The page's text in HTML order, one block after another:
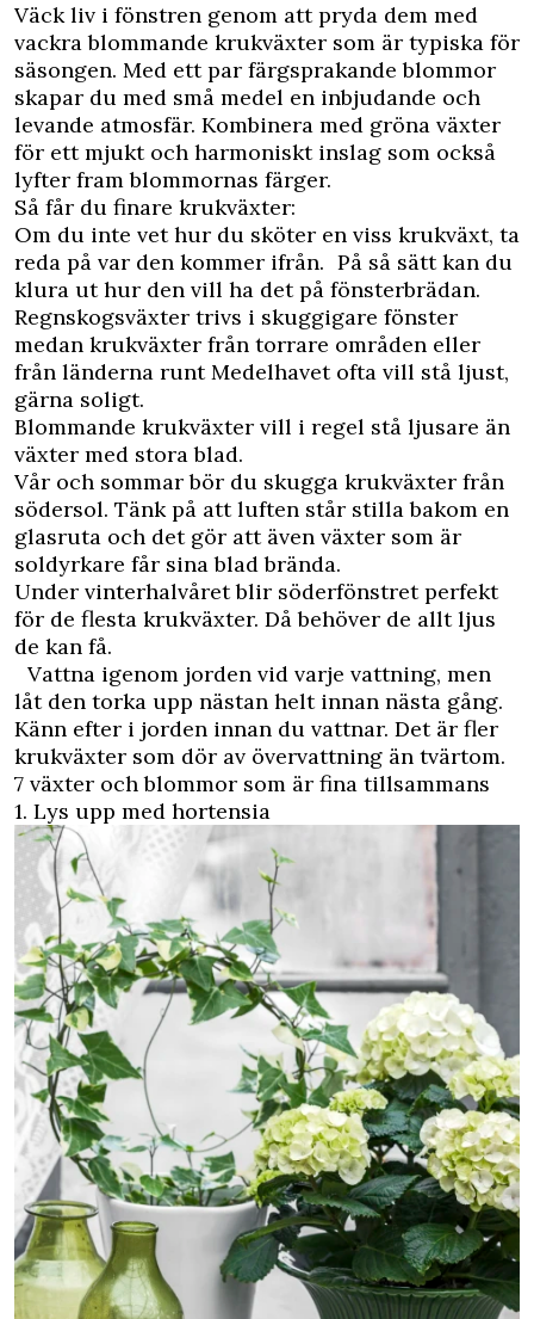
Väck liv i fönstren genom att pryda dem med
vackra blommande krukväxter som är typiska för
säsongen. Med ett par färgsprakande blommor
skapar du med små medel en inbjudande och
levande atmosfär. Kombinera med gröna växter
för ett mjukt och harmoniskt inslag som också
lyfter fram blommornas färger.
Så får du finare krukväxter:
Om du inte vet hur du sköter en viss krukväxt, ta
reda på var den kommer ifrån. På så sätt kan du
klura ut hur den vill ha det på fönsterbrädan.
Regnskogsväxter trivs i skuggigare fönster
medan krukväxter från torrare områden eller
från länderna runt Medelhavet ofta vill stå ljust,
gärna soligt.
Blommande krukväxter vill i regel stå ljusare än
växter med stora blad.
Vår och sommar bör du skugga krukväxter från
södersol. Tänk på att luften står stilla bakom en
glasruta och det gör att även växter som är
soldyrkare får sina blad brända.
Under vinterhalvåret blir söderfönstret perfekt
för de flesta krukväxter. Då behöver de allt ljus
de kan få.
Vattna igenom jorden vid varje vattning, men
låt den torka upp nästan helt innan nästa gång.
Känn efter i jorden innan du vattnar. Det är fler
krukväxter som dör av övervattning än tvärtom.
7 växter och blommor som är fina tillsammans
1. Lys upp med hortensia